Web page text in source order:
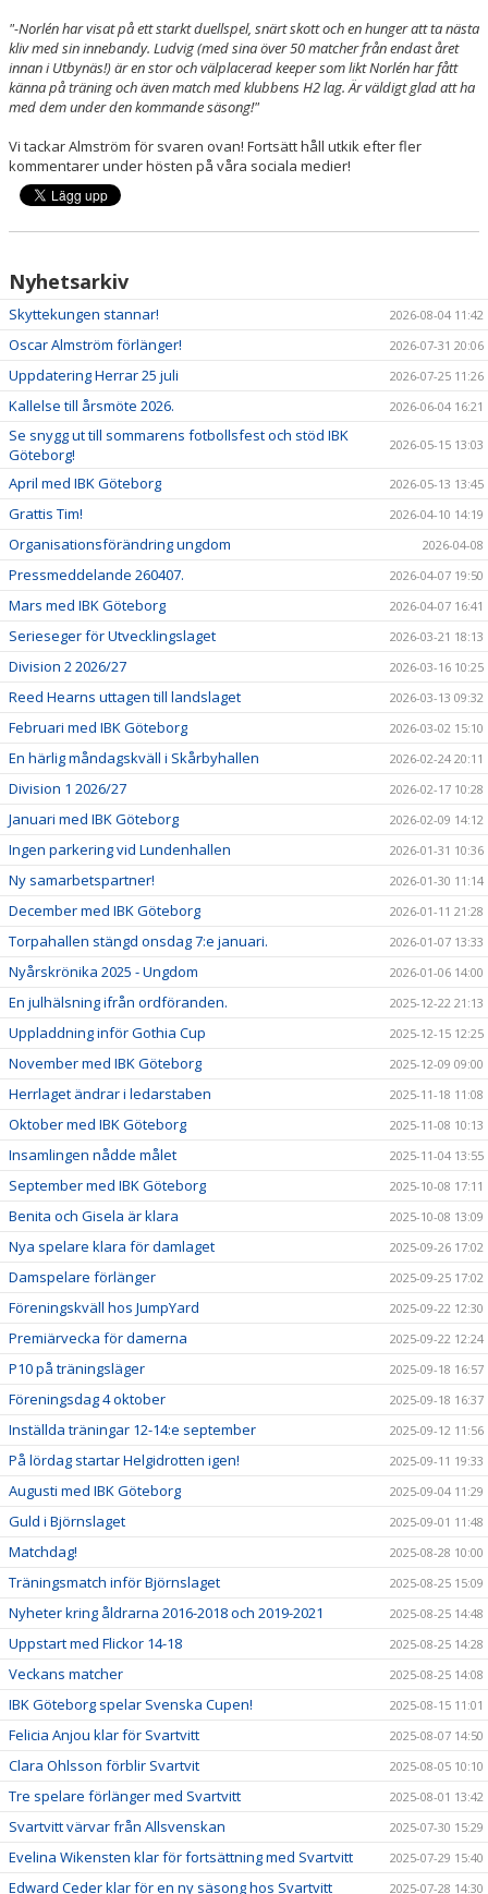
"-Norlénhar visat på ett starkt duellspel, snärt skott och en hunger att ta nästa
kliv med sin innebandy. Ludvig(med sina över 50 matcher från endast året
innan i Utbynäs!) är en stor och välplacerad keeper som liktNorlénhar fått
känna på träning och även match med klubbens H2 lag. Är väldigt glad att ha
med dem under den kommande säsong!"
Vi tackarAlmström för svaren ovan! Fortsätt håll utkik efter fler
kommentarer under hösten på våra sociala medier!
Nyhetsarkiv
Skyttekungen stannar! 2026-08-04 11:42
Oscar Almström förlänger! 2026-07-31 20:06
Uppdatering Herrar 25 juli 2026-07-25 11:26
Kallelse till årsmöte 2026. 2026-06-04 16:21
Se snygg ut till sommarens fotbollsfest och stöd IBK
Göteborg!
2026-05-15 13:03
April med IBK Göteborg 2026-05-13 13:45
Grattis Tim! 2026-04-10 14:19
Organisationsförändring ungdom 2026-04-08
Pressmeddelande 260407. 2026-04-07 19:50
Mars med IBK Göteborg 2026-04-07 16:41
Serieseger för Utvecklingslaget 2026-03-21 18:13
Division 2 2026/27 2026-03-16 10:25
Reed Hearns uttagen till landslaget 2026-03-13 09:32
Februari med IBK Göteborg 2026-03-02 15:10
En härlig måndagskväll i Skårbyhallen 2026-02-24 20:11
Division 1 2026/27 2026-02-17 10:28
Januari med IBK Göteborg 2026-02-09 14:12
Ingen parkering vid Lundenhallen 2026-01-31 10:36
Ny samarbetspartner! 2026-01-30 11:14
December med IBK Göteborg 2026-01-11 21:28
Torpahallen stängd onsdag 7:e januari. 2026-01-07 13:33
Nyårskrönika 2025 - Ungdom 2026-01-06 14:00
En julhälsning ifrån ordföranden. 2025-12-22 21:13
Uppladdning inför Gothia Cup 2025-12-15 12:25
November med IBK Göteborg 2025-12-09 09:00
Herrlaget ändrar i ledarstaben 2025-11-18 11:08
Oktober med IBK Göteborg 2025-11-08 10:13
Insamlingen nådde målet 2025-11-04 13:55
September med IBK Göteborg 2025-10-08 17:11
Benita och Gisela är klara 2025-10-08 13:09
Nya spelare klara för damlaget 2025-09-26 17:02
Damspelare förlänger 2025-09-25 17:02
Föreningskväll hos JumpYard 2025-09-22 12:30
Premiärvecka för damerna 2025-09-22 12:24
P10 på träningsläger 2025-09-18 16:57
Föreningsdag 4 oktober 2025-09-18 16:37
Inställda träningar 12-14:e september 2025-09-12 11:56
På lördag startar Helgidrotten igen! 2025-09-11 19:33
Augusti med IBK Göteborg 2025-09-04 11:29
Guld i Björnslaget 2025-09-01 11:48
Matchdag! 2025-08-28 10:00
Träningsmatch inför Björnslaget 2025-08-25 15:09
Nyheter kring åldrarna 2016-2018 och 2019-2021 2025-08-25 14:48
Uppstart med Flickor 14-18 2025-08-25 14:28
Veckans matcher 2025-08-25 14:08
IBK Göteborg spelar Svenska Cupen! 2025-08-15 11:01
Felicia Anjou klar för Svartvitt 2025-08-07 14:50
Clara Ohlsson förblir Svartvit 2025-08-05 10:10
Tre spelare förlänger med Svartvitt 2025-08-01 13:42
Svartvitt värvar från Allsvenskan 2025-07-30 15:29
Evelina Wikensten klar för fortsättning med Svartvitt 2025-07-29 15:40
Edward Ceder klar för en ny säsong hos Svartvitt 2025-07-28 14:30